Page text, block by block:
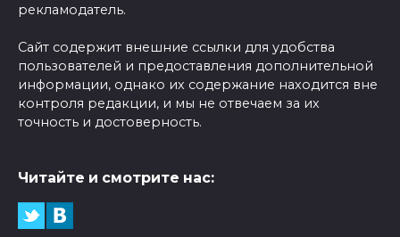
рекламодатель.
Сайт содержит внешние ссылки для удобства
пользователей и предоставления дополнительной
информации, однако их содержание находится вне
контроля редакции, и мы не отвечаем за их
точность и достоверность.
Читайте и смотрите нас: